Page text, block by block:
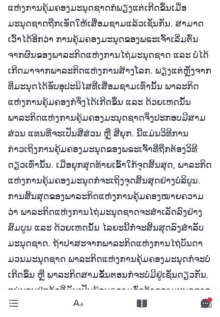
ແຫ່ງການຄຸ້ມຄອງມະນຸດຊາດກໍພຽງແຕ່ເກີດຂຶ້ນເມື່ອ
ມະນຸດຊາດຖືກເຮັດໃຫ້ເສື່ອມຊາມແລ້ວເຊັ່ນກັນ. ສາມາດ
ເວົ້າໄດ້ອີກວ່າ ການຄຸ້ມຄອງມະນຸດຂອງພຣະເຈົ້າເລີ່ມຕົ້ນ
ຈາກຜົນຂອງພາລະກິດແຫ່ງການໄຖ່ມະນຸດຊາດ ແລະ ບໍ່ໄດ້
ເກີດມາຈາກພາລະກິດແຫ່ງການສ້າງໂລກ. ພຽງແຕ່ຫຼັງຈາກ
ທີ່ມະນຸດໄດ້ຮັບອຸປະນິໄສທີ່ເສື່ອມຊາມເທົ່ານັ້ນ ພາລະກິດ
ແຫ່ງການຄຸ້ມຄອງກໍຈຶ່ງໄດ້ເກີດຂຶ້ນ ແລະ ດ້ວຍເຫດນັ້ນ
ພາລະກິດແຫ່ງການຄຸ້ມຄອງມະນຸດຊາດຈຶ່ງປະກອບມີສາມ
ສ່ວນ ແທນທີ່ຈະເປັນສີ່ສ່ວນ ຫຼື ສີ່ຍຸກ. ນີ້ແມ່ນວິທີການ
ກ່າວເຖິງການຄຸ້ມຄອງມະນຸດຂອງພຣະເຈົ້າທີ່ຖືກຕ້ອງວິທີ
ດຽວເທົ່ານັ້ນ. ເມື່ອຍຸກສຸດທ້າຍເຂົ້າໃກ້ຈຸດສິ້ນສຸດ, ພາລະກິດ
ແຫ່ງການຄຸ້ມຄອງມະນຸດກໍຈະເຖິງຈຸດສິ້ນສຸດຢ່າງບໍລິບູນ.
ການສິ້ນສຸດຂອງພາລະກິດແຫ່ງການຄຸ້ມຄອງໝາຍຄວາມ
ວ່າ ພາລະກິດແຫ່ງການໄຖ່ມະນຸດຊາດຈະສຳເລັດລົງຢ່າງ
ສົມບູນ ແລະ ດ້ວຍເຫດນັ້ນ ໄລຍະນີ້ກໍ່ຈະສິ້ນສຸດລົງສຳລັບ
ມະນຸດຊາດ. ຖ້າປາສະຈາກພາລະກິດແຫ່ງການໄຖ່ບັນດາ
ມວນມະນຸດຊາດ ພາລະກິດແຫ່ງການຄຸ້ມຄອງມະນຸດກໍຈະບໍ່
ເກີດຂຶ້ນ ຫຼື ພາລະກິດສາມຂັ້ນຕອນກໍຈະບໍ່ມີຢູ່ເຊັ່ນດຽວກັນ.
ແນ່ນອນຢູ່ແລ້ວທີ່ມັນເປັນຍ້ອນຄວາມຊົ່ວຊ້າຂອງມະນຸດຊາດ
ແລະ ຍ້ອນມະນຸດຊາດຕ້ອງການຄວາມລອດພົ້ນຢ່າງຮີບ